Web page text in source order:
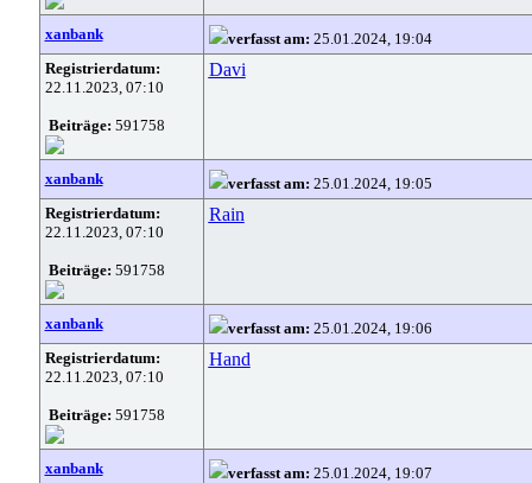
xanbank verfasst am: 25.01.2024, 19:04
Registrierdatum:
22.11.2023, 07:10
Beiträge: 591758
Davi
xanbank verfasst am: 25.01.2024, 19:05
Registrierdatum:
22.11.2023, 07:10
Beiträge: 591758
Rain
xanbank verfasst am: 25.01.2024, 19:06
Registrierdatum:
22.11.2023, 07:10
Beiträge: 591758
Hand
xanbank verfasst am: 25.01.2024, 19:07